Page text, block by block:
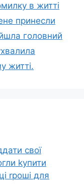
в житті
принесли
головний
житті.
свої
kупити
rроші для